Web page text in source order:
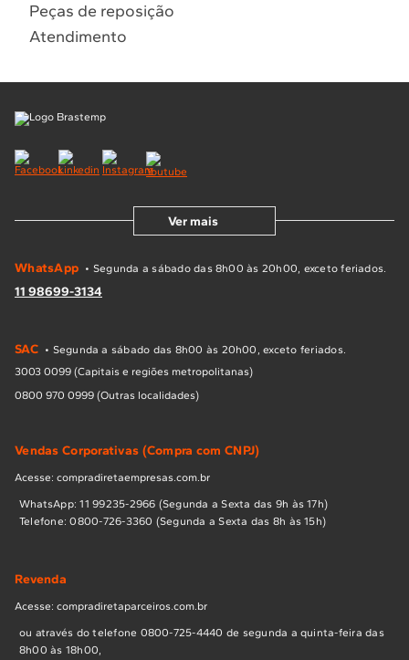
Peças de reposição
Atendimento
Ver mais
WhatsApp • Segunda a sábado das 8h00 às 20h00, exceto feriados.
11 98699-3134
SAC • Segunda a sábado das 8h00 às 20h00, exceto feriados.
3003 0099 (Capitais e regiões metropolitanas)
0800 970 0999 (Outras localidades)
Vendas Corporativas (Compra com CNPJ)
Acesse: compradiretaempresas.com.br
WhatsApp: 11 99235-2966 (Segunda a Sexta das 9h às 17h)
Telefone: 0800-726-3360 (Segunda a Sexta das 8h às 15h)
Revenda
Acesse: compradiretaparceiros.com.br
ou através do telefone 0800-725-4440 de segunda a quinta-feira das
8h00 às 18h00,